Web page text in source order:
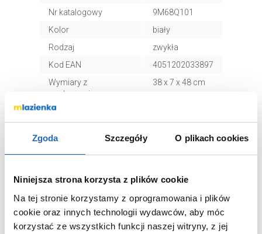
Zgoda Szczegóły O plikach cookies
Niniejsza strona korzysta z plików cookie
Na tej stronie korzystamy z oprogramowania i plików
cookie oraz innych technologii wydawców, aby móc
korzystać ze wszystkich funkcji naszej witryny, z jej
Nr katalogowy
9M68Q101
Kolor
biały
Rodzaj
zwykła
Kod EAN
4051202033897
Wymiary z
opakowaniem
38 x 7 x 48 cm
Waga z opakowaniem
WARTO DOKUPIĆ